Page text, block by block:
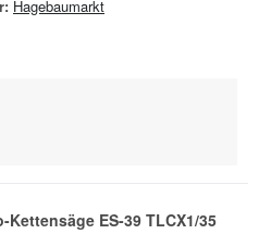
Hagebaumarkt
Kettensäge ES-39 TLCX1/35